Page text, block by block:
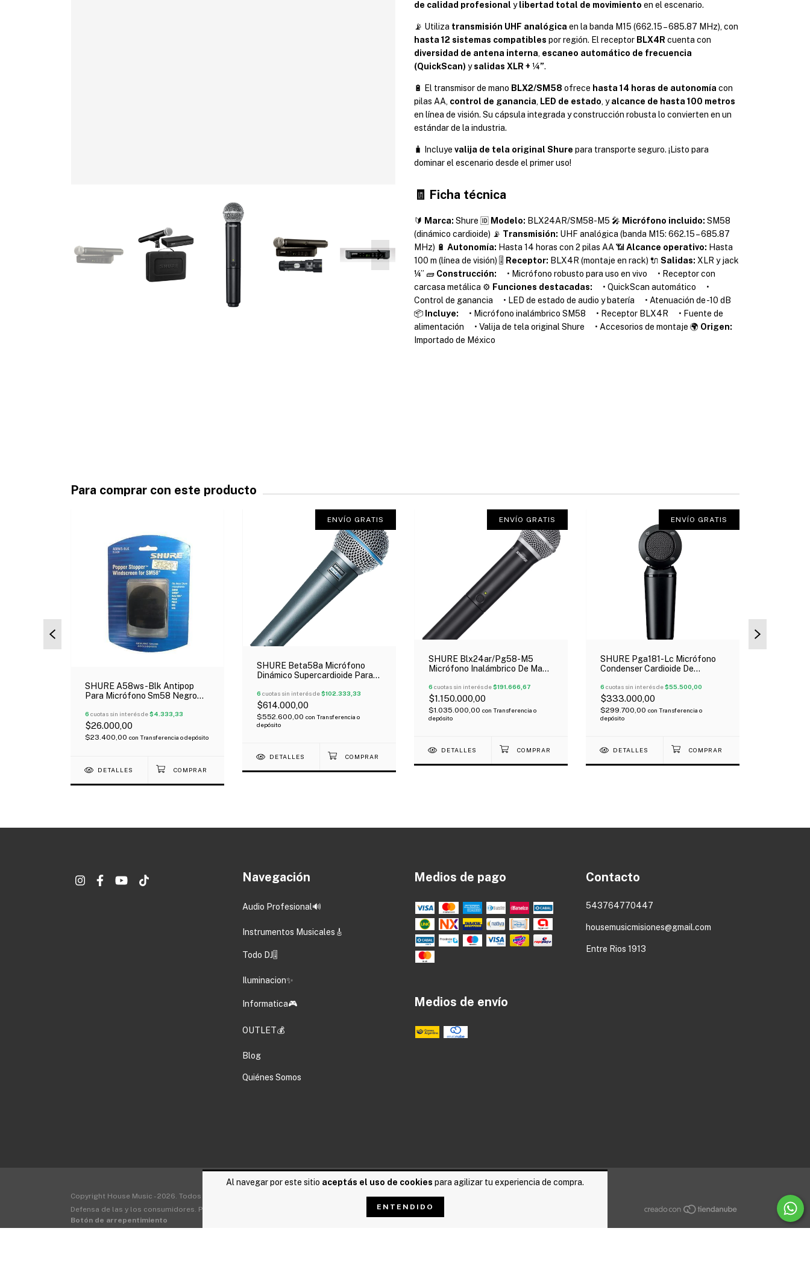
Al navegar por este sitio aceptás el uso de cookies para agilizar tu experiencia de compra.
ENTENDIDO
de calidad profesional y libertad total de movimiento en el escenario.
📡 Utiliza transmisión UHF analógica en la banda M15 (662.15 – 685.87 MHz), con
hasta 12 sistemas compatibles por región. El receptor BLX4R cuenta con
diversidad de antena interna, escaneo automático de frecuencia
(QuickScan) ysalidas XLR + ¼”.
🔋 El transmisor de mano BLX2/SM58 ofrece hasta 14 horas de autonomía con
pilas AA, control de ganancia, LED de estado, yalcance de hasta 100 metros
en línea de visión. Su cápsula integrada y construcción robusta lo convierten en un
estándar de la industria.
🧳 Incluye valija de tela original Shure para transporte seguro. ¡Listo para
dominar el escenario desde el primer uso!
🧾 Ficha técnica
🔰 Marca: Shure 🆔 Modelo: BLX24AR/SM58-M5 🎤 Micrófono incluido: SM58
(dinámico cardioide) 📡 Transmisión: UHF analógica (banda M15: 662.15 – 685.87
MHz) 🔋 Autonomía: Hasta 14 horas con 2 pilas AA 📶 Alcance operativo: Hasta
100 m (línea de visión) 🎚️ Receptor: BLX4R (montaje en rack) 🔌 Salidas: XLR y jack
¼” 🧱 Construcción: • Micrófono robusto para uso en vivo • Receptor con
carcasa metálica ⚙️ Funciones destacadas: • QuickScan automático •
Control de ganancia • LED de estado de audio y batería • Atenuación de -10 dB
📦 Incluye: • Micrófono inalámbrico SM58 • Receptor BLX4R • Fuente de
alimentación • Valija de tela original Shure • Accesorios de montaje 🌍 Origen:
Importado de México
Para comprar con este producto
SHURE A58ws-Blk Antipop
Para Micrófono Sm58 Negro
6 cuotas sin interés de$4.333,33
$26.000,00
$23.400,00 con Transferencia o depósito
DETALLES
ENVÍO GRATIS
SHURE Beta58a Micrófono
Dinámico Supercardioide Para
6 cuotas sin interés de$102.333,33
$614.000,00
$552.600,00 con Transferencia o
depósito
DETALLES
ENVÍO GRATIS
SHURE Blx24ar/Pg58-M5
Micrófono Inalámbrico De Mano
6 cuotas sin interés de$191.666,67
$1.150.000,00
$1.035.000,00 con Transferencia o
depósito
DETALLES
ENVÍO GRATIS
SHURE Pga181-Lc Micrófono
Condenser Cardioide De
6 cuotas sin interés de$55.500,00
$333.000,00
$299.700,00 con Transferencia o
depósito
DETALLES
Navegación
Audio Profesional🔊
Instrumentos Musicales🎸
Todo DJ🎚️
Iluminacion✨
Informatica🎮
OUTLET💰
Blog
Quiénes Somos
Medios de pago
Medios de envío
Contacto
543764770447
housemusicmisiones@gmail.com
Entre Rios 1913
Copyright House Music - 2026. Todos los derechos reservados.
Defensa de las y los consumidores. Para reclamos
Botón de arrepentimiento